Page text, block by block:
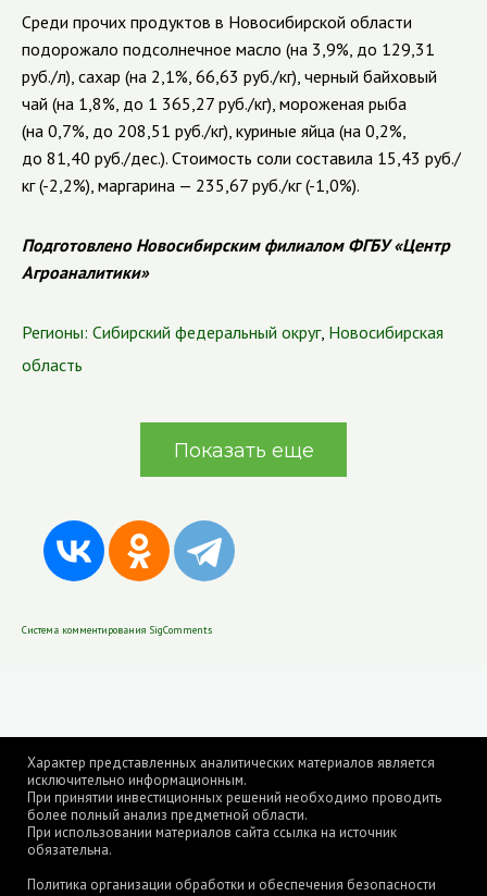
Среди прочих продуктов в Новосибирской области
подорожало подсолнечное масло (на 3,9%, до 129,31
руб./л), сахар (на 2,1%, 66,63 руб./кг), черный байховый
чай (на 1,8%, до 1 365,27 руб./кг), мороженая рыба
(на 0,7%, до 208,51 руб./кг), куриные яйца (на 0,2%,
до 81,40 руб./дес.). Стоимость соли составила 15,43 руб./
кг (-2,2%), маргарина — 235,67 руб./кг (-1,0%).
Подготовлено Новосибирским филиалом ФГБУ «Центр
Агроаналитики»
Регионы: Сибирский федеральный округ, Новосибирская
область
Показать еще
Система комментирования SigComments
Характер представленных аналитических материалов является
исключительно информационным.
При принятии инвестиционных решений необходимо проводить
более полный анализ предметной области.
При использовании материалов сайта ссылка на источник
обязательна.
Политика организации обработки и обеспечения безопасности